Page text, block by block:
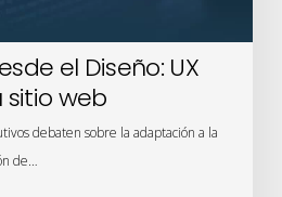
el Diseño: UX
web
debaten sobre la adaptación a la
de…